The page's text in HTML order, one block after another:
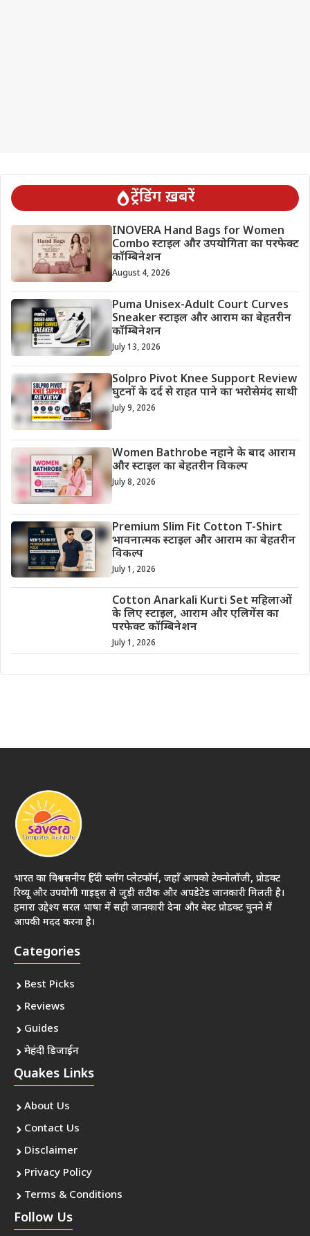
ट्रेंडिंग ख़बरें
INOVERA Hand Bags for Women
Combo स्टाइल और उपयोगिता का परफेक्ट
कॉम्बिनेशन
August 4, 2026
Puma Unisex-Adult Court Curves
Sneaker स्टाइल और आराम का बेहतरीन
कॉम्बिनेशन
July 13, 2026
Solpro Pivot Knee Support Review
घुटनों के दर्द से राहत पाने का भरोसेमंद साथी
July 9, 2026
Women Bathrobe नहाने के बाद आराम
और स्टाइल का बेहतरीन विकल्प
July 8, 2026
Premium Slim Fit Cotton T-Shirt
भावनात्मक स्टाइल और आराम का बेहतरीन
विकल्प
July 1, 2026
Cotton Anarkali Kurti Set महिलाओं
के लिए स्टाइल, आराम और एलिगेंस का
परफेक्ट कॉम्बिनेशन
July 1, 2026
भारत का विश्वसनीय हिंदी ब्लॉग प्लेटफॉर्म, जहाँ आपको टेक्नोलॉजी, प्रोडक्ट
रिव्यू और उपयोगी गाइड्स से जुड़ी सटीक और अपडेटेड जानकारी मिलती है।
हमारा उद्देश्य सरल भाषा में सही जानकारी देना और बेस्ट प्रोडक्ट चुनने में
आपकी मदद करना है।
Categories
Best Picks
Reviews
Guides
मेहंदी डिजाईन
Quakes Links
About Us
Contact Us
Disclaimer
Privacy Policy
Terms & Conditions
Follow Us